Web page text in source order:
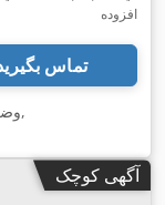
افزوده
تماس
,
آگهی کوچک